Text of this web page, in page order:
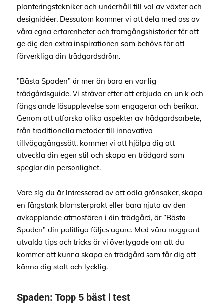
planteringstekniker och underhåll till val av växter och
designidéer. Dessutom kommer vi att dela med oss av
våra egna erfarenheter och framgångshistorier för att
ge dig den extra inspirationen som behövs för att
förverkliga din trädgårdsdröm.
”Bästa Spaden” är mer än bara en vanlig
trädgårdsguide. Vi strävar efter att erbjuda en unik och
fängslande läsupplevelse som engagerar och berikar.
Genom att utforska olika aspekter av trädgårdsarbete,
från traditionella metoder till innovativa
tillvägagångssätt, kommer vi att hjälpa dig att
utveckla din egen stil och skapa en trädgård som
speglar din personlighet.
Vare sig du är intresserad av att odla grönsaker, skapa
en färgstark blomsterprakt eller bara njuta av den
avkopplande atmosfären i din trädgård, är ”Bästa
Spaden” din pålitliga följeslagare. Med våra noggrant
utvalda tips och tricks är vi övertygade om att du
kommer att kunna skapa en trädgård som får dig att
känna dig stolt och lycklig.
Spaden: Topp 5 bäst i test